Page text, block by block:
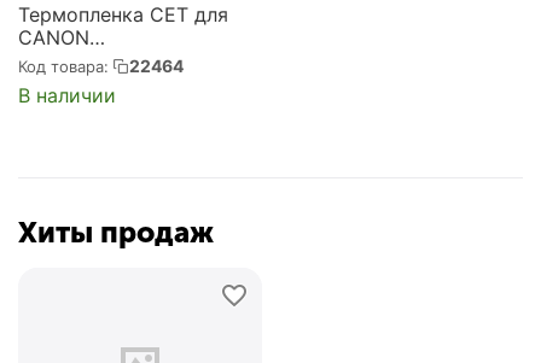
Термопленка CET для
CANON
iR2016/2020/2018/2022/
2025/2030 (Long Life)
(5212)
Код товара: 22464
В наличии
Хиты продаж